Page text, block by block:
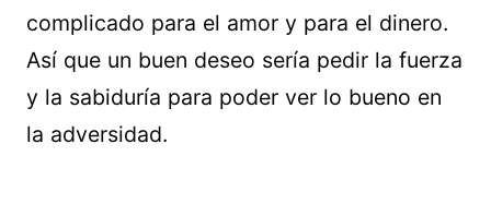
complicado para el amor y para el dinero.
Así que un buen deseo sería pedir la fuerza
y la sabiduría para poder ver lo bueno en
la adversidad.